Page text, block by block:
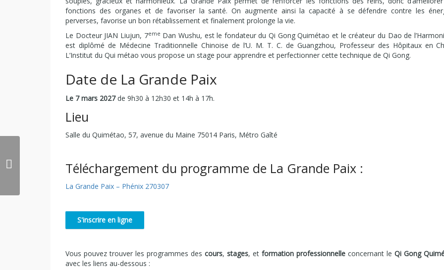
fonctions des organes et de favoriser la santé. On augmente ainsi la capacité à se défendre contre les
perverses, favorise un bon rétablissement et finalement prolonge la vie.
Le Docteur JIAN Liujun, 7eme Dan Wushu, est le fondateur du Qi Gong Quimétao et le créateur du Dao de
est diplômé de Médecine Traditionnelle Chinoise de l’U. M. T. C. de Guangzhou, Professeur des Hôpitaux en
L’Institut du Qui métao vous propose un stage pour apprendre et perfectionner cette technique de Qi Gong.
Date de La Grande Paix
Le 7 mars 2027de 9h30 à 12h30 et 14h à 17h.
Lieu
Salle du Quimétao, 57, avenue du Maine 75014 Paris, Métro Gaîté
Téléchargement du programme de La Grande Paix :
La Grande Paix – Phénix 270307
Vous pouvez trouver les programmes des cours, stages, et formation professionnelleconcernant le Qi Gong
avec les liens au-dessous :